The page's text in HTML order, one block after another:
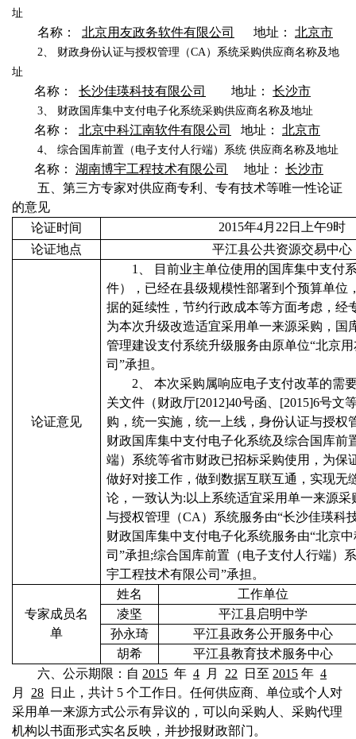
址
名称： 北京用友政务软件有限公司 地址： 北京市
2、
财政身份认证与授权管理（CA）系统采购供应商名称及地
址
名称： 长沙佳瑛科技有限公司 地址： 长沙市
3、 财政国库集中支付电子化系统采购供应商名称及地址
名称： 北京中科江南软件有限公司 地址： 北京市
4、 综合国库前置（电子支付人行端）系统 供应商名称及地址
名称： 湖南博宇工程技术有限公司 地址：
长沙市
五、第三方专家对供应商专利、专有技术等唯一性论证
的意见
论证时间
2015年4月22日上午9时
论证地点
平江县公共资源交易中心
论证意见
1、
目前业主单位使用的国库集中支付
件），已经在县级规模性部署到个预算单位
据的延续性，节约行政成本等方面考虑，经
为本次升级改造适宜采用单一来源采购，国
管理建设支付系统升级服务由原单位“北京
司”承担。
2、
本次采购属响应电子支付改革的需
关文件（财政厅[2012]40号函、[2015]6号文
购，统一实施，统一上线，身份认证与授权
财政国库集中支付电子化系统及综合国库前
端）系统等省市财政已招标采购使用，为保
做好对接工作，做到数据互联互通，实现无
论，一致认为:以上系统适宜采用单一来源采
与授权管理（CA）系统服务由“长沙佳瑛科
财政国库集中支付电子化系统服务由“北京
司”承担;综合国库前置（电子支付人行端）
宇工程技术有限公司”承担。
专家成员名
单
姓名
工作单位
凌坚
平江县启明中学
孙永琦
平江县政务公开服务中心
胡希
平江县教育技术服务中心
六、公示期限：自 2015 年 4 月 22 日至 2015 年 4
月
28 日止，共计 5 个工作日。任何供应商、单位或个人对
采用单一来源方式公示有异议的，可以向采购人、采购代理
机构以书面形式实名反映，并抄报财政部门。